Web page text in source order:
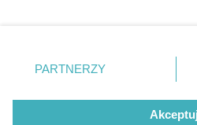
Gliwice
zmienić/wycofać klikając
znajdujący się w lewym dolnym
rodzaje przetwarzania danych
użytkownika, ale masz prawo
PARTNERZY